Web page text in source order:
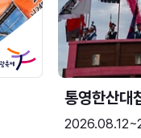
통영한산대